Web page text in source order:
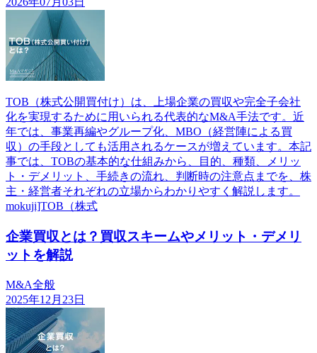
TOB（株式公開買付け）は、上場企業の買収や完全子会社
化を実現するために用いられる代表的なM&A手法です。近
年では、事業再編やグループ化、MBO（経営陣による買
収）の手段としても活用されるケースが増えています。本記
事では、TOBの基本的な仕組みから、目的、種類、メリッ
ト・デメリット、手続きの流れ、判断時の注意点までを、株
主・経営者それぞれの立場からわかりやすく解説します。
mokuji]TOB（株式
企業買収とは？買収スキームやメリット・デメリ
ットを解説
M&A全般
2025年12月23日